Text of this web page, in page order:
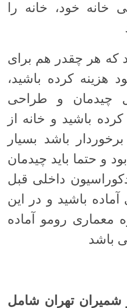
خانه خود، خانه را
که هر چقدر هم برای
هزینه کرده باشید،
چیدمان و طراحی
باشید و خانه از
باشد بسیار
و حتما باید چیدمان
داخلی قبل
آماده باشید و در این
معماری رومو آماده
باشد
شمیران تهران شامل